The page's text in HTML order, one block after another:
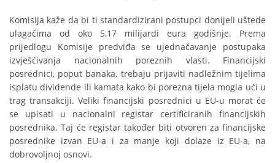
Komisija kaže da bi ti standardizirani postupci donijeli uštede
ulagačima od oko 5,17 milijardi eura godišnje. Prema
prijedlogu Komisije predviđa se ujednačavanje postupaka
izvješćivanja nacionalnih poreznih vlasti. Financijski
posrednici, poput banaka, trebaju prijaviti nadležnim tijelima
isplatu dividende ili kamata kako bi porezna tijela mogla ući u
trag transakciji. Veliki financijski posrednici u EU-u morat će
se upisati u nacionalni registar certificiranih financijskih
posrednika. Taj će registar također biti otvoren za financijske
posrednike izvan EU-a i za manje koji dolaze iz EU-a, na
dobrovoljnoj osnovi.